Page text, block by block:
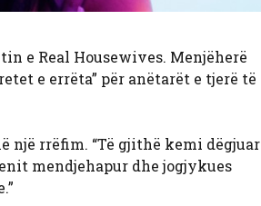
e Real Housewives. Menjëherë
e errëta” për anëtarët e tjerë të
një rrëfim. “Të gjithë kemi dëgjuar
mendjehapur dhe jogjykues